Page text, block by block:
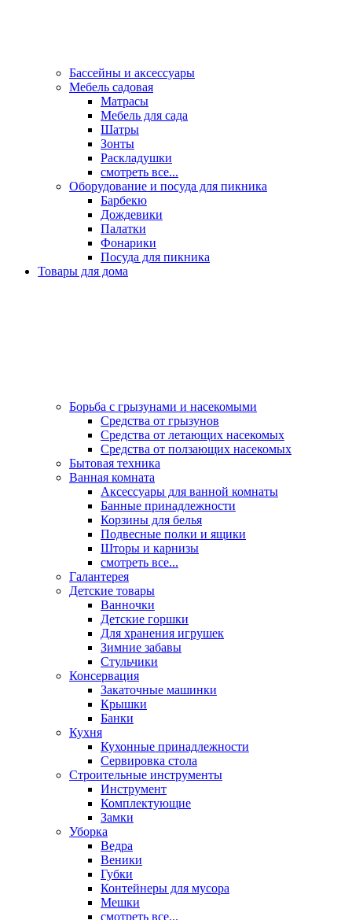
Бассейны и аксессуары
Мебель садовая
Матрасы
Мебель для сада
Шатры
Зонты
Раскладушки
смотреть все...
Оборудование и посуда для пикника
Барбекю
Дождевики
Палатки
Фонарики
Посуда для пикника
Товары для дома
Борьба с грызунами и насекомыми
Средства от грызунов
Средства от летающих насекомых
Средства от ползающих насекомых
Бытовая техника
Ванная комната
Аксессуары для ванной комнаты
Банные принадлежности
Корзины для белья
Подвесные полки и ящики
Шторы и карнизы
смотреть все...
Галантерея
Детские товары
Ванночки
Детские горшки
Для хранения игрушек
Зимние забавы
Стульчики
Консервация
Закаточные машинки
Крышки
Банки
Кухня
Кухонные принадлежности
Сервировка стола
Строительные инструменты
Инструмент
Комплектующие
Замки
Уборка
Ведра
Веники
Губки
Контейнеры для мусора
Мешки
смотреть все...